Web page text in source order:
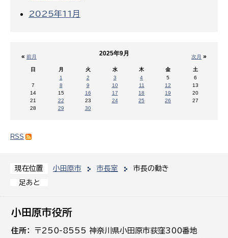
現在位置 小田原市 市長室
市長の動き
足あと
2025年11月
« 前月 次月 »
2025年9月
日 月 火 水 木 金
土
1
2 3 4 5
6
7
8 9 10 11 12
13
14
15 16 17 18 19
20
21
22 23 24 25 26
27
28
29 30
RSS
小田原市役所
住所
〒250-8555 神奈川県小田原市荻窪300番地